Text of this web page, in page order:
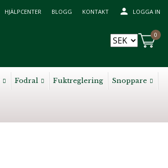
HJÄLPCENTER BLOGG KONTAKT LOGGA IN
0
Fodral Fuktreglering Snoppare